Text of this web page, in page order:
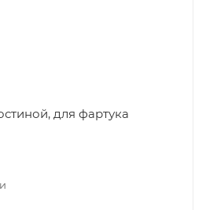
для фартука